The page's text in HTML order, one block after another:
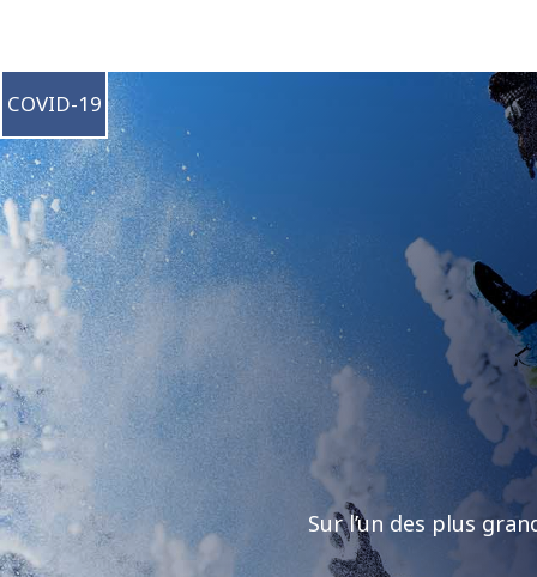
Sur l’un des plus
COVID-19